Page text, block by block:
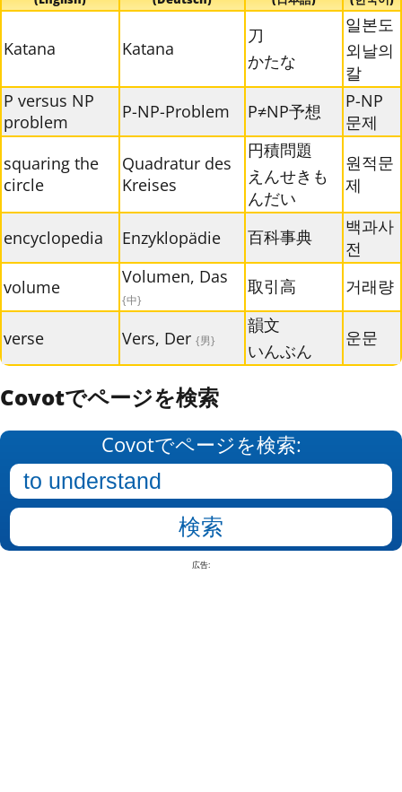
Katana Katana
刀
かたな
일본도
외날의
칼
P versus NP
problem
P-NP-Problem P≠NP予想
P-NP
문제
squaring the
circle
Quadratur des
Kreises
円積問題
えんせきも
んだい
원적문
제
encyclopedia Enzyklopädie 百科事典
백과사
전
volume
Volumen, Das
{中}
取引高 거래량
verse Vers, Der {男}
韻文
いんぶん
운문
Covotでページを検索
Covotでページを検索:
広告: